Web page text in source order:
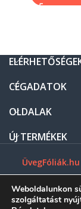
CÉGADATOK
OLDALAK
ÚJ TERMÉKEK
ÜvegFóliák.hu
Weboldalunkon
szolgáltatást